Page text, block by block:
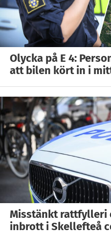
Olycka på E 4:
att bilen kört in i
Misstänkt rattfylleri
inbrott i Skellefteå